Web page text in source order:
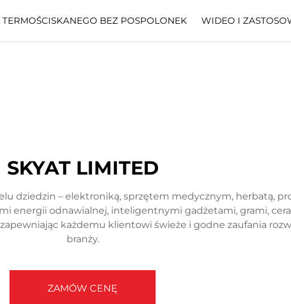
BEZ POSPOLONEK WIDEO I
SKYAT LIMITED
dziedzin – elektroniką, sprzętem medycznym, herbatą,
energii odnawialnej, inteligentnymi gadżetami, grami,
każdemu klientowi świeże i godne zaufania
branży.
ZAMÓW CENĘ